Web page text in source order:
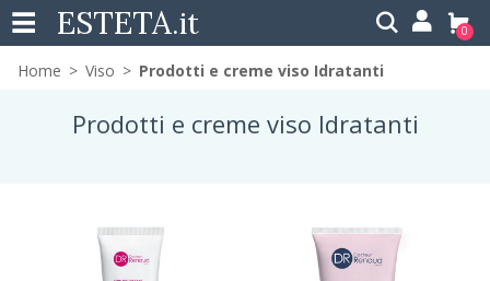
ESTETA.it 0
Home Viso Prodotti e creme viso Idratanti
Prodotti e creme viso Idratanti